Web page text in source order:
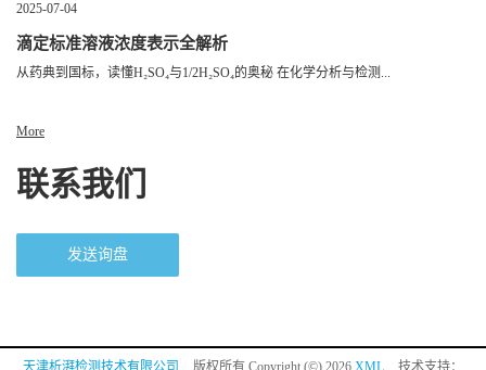
2025-07-04
滴定标准溶液浓度表示全解析
从药典到国标，读懂H₂SO₄与1/2H₂SO₄的奥秘 在化学分析与检测...
More
联系我们
发送询盘
天津析湃检测技术有限公司 版权所有 Copyright (©) 2026 XML 技术支持：